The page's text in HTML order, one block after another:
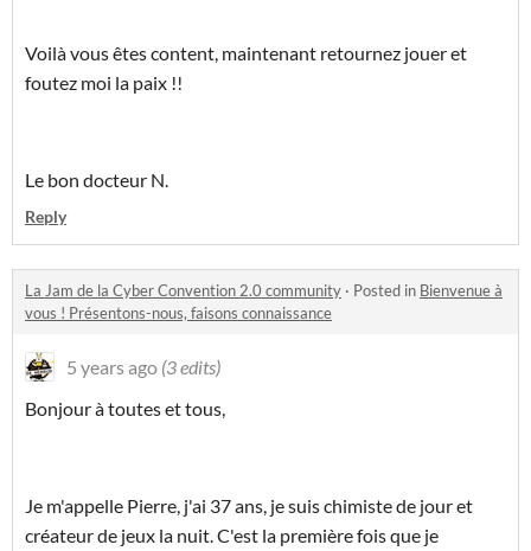
Voilà vous êtes content, maintenant retournez jouer et
foutez moi la paix !!
Le bon docteur N.
Reply
La Jam de la Cyber Convention 2.0 community · Posted in Bienvenue à
vous ! Présentons-nous, faisons connaissance
5 years ago (3 edits)
Bonjour à toutes et tous,
Je m'appelle Pierre, j'ai 37 ans, je suis chimiste de jour et
créateur de jeux la nuit. C'est la première fois que je